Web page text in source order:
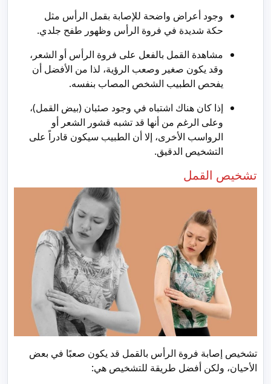
وجود أعراض واضحة للإصابة بقمل الرأس مثل
حكة شديدة في فروة الرأس وظهور طفح جلدي.
مشاهدة القمل بالفعل على فروة الرأس أو الشعر،
وقد يكون صغير وصعب الرؤية، لذا من الأفضل أن
يفحص الطبيب الشخص المصاب بنفسه.
إذا كان هناك اشتباه في وجود صئبان (بيض القمل)،
وعلى الرغم من أنها قد تشبه قشور الشعر أو
الرواسب الأخرى، إلا أن الطبيب سيكون قادراً على
التشخيص الدقيق.
تشخيص القمل
تشخيص إصابة فروة الرأس بالقمل قد يكون صعبًا في بعض
الأحيان، ولكن أفضل طريقة للتشخيص هي: